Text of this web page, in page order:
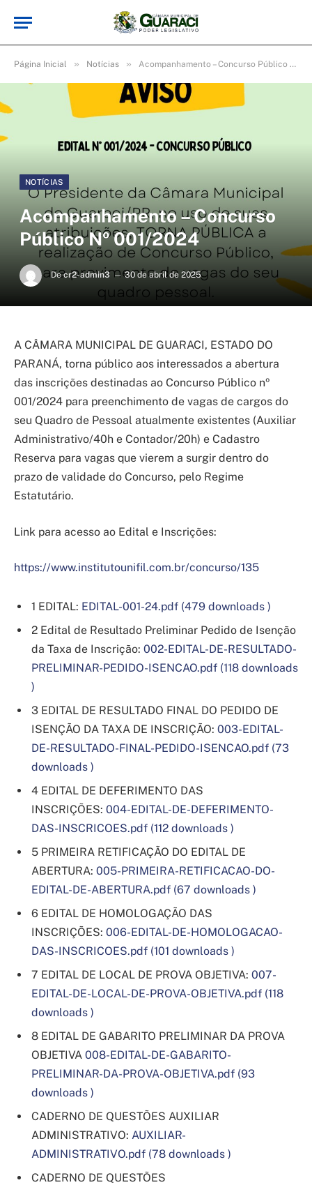
Página Inicial » Notícias » Acompanhamento – Concurso Público Nº 001/2024
NOTÍCIAS
Acompanhamento – Concurso
Público Nº 001/2024
De cr2-admin3 30 de abril de 2025
A CÂMARA MUNICIPAL DE GUARACI, ESTADO DO
PARANÁ, torna público aos interessados a abertura
das inscrições destinadas ao Concurso Público nº
001/2024 para preenchimento de vagas de cargos do
seu Quadro de Pessoal atualmente existentes (Auxiliar
Administrativo/40h e Contador/20h) e Cadastro
Reserva para vagas que vierem a surgir dentro do
prazo de validade do Concurso, pelo Regime
Estatutário.
Link para acesso ao Edital e Inscrições:
https://www.institutounifil.com.br/concurso/135
1 EDITAL: EDITAL-001-24.pdf (479 downloads )
2 Edital de Resultado Preliminar Pedido de Isenção
da Taxa de Inscrição: 002-EDITAL-DE-RESULTADO-
PRELIMINAR-PEDIDO-ISENCAO.pdf (118 downloads
)
3 EDITAL DE RESULTADO FINAL DO PEDIDO DE
ISENÇÃO DA TAXA DE INSCRIÇÃO: 003-EDITAL-
DE-RESULTADO-FINAL-PEDIDO-ISENCAO.pdf (73
downloads )
4 EDITAL DE DEFERIMENTO DAS
INSCRIÇÕES: 004-EDITAL-DE-DEFERIMENTO-
DAS-INSCRICOES.pdf (112 downloads )
5 PRIMEIRA RETIFICAÇÃO DO EDITAL DE
ABERTURA: 005-PRIMEIRA-RETIFICACAO-DO-
EDITAL-DE-ABERTURA.pdf (67 downloads )
6 EDITAL DE HOMOLOGAÇÃO DAS
INSCRIÇÕES: 006-EDITAL-DE-HOMOLOGACAO-
DAS-INSCRICOES.pdf (101 downloads )
7 EDITAL DE LOCAL DE PROVA OBJETIVA: 007-
EDITAL-DE-LOCAL-DE-PROVA-OBJETIVA.pdf (118
downloads )
8 EDITAL DE GABARITO PRELIMINAR DA PROVA
OBJETIVA 008-EDITAL-DE-GABARITO-
PRELIMINAR-DA-PROVA-OBJETIVA.pdf (93
downloads )
CADERNO DE QUESTÕES AUXILIAR
ADMINISTRATIVO: AUXILIAR-
ADMINISTRATIVO.pdf (78 downloads )
CADERNO DE QUESTÕES